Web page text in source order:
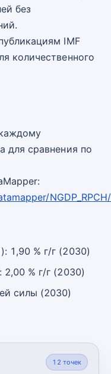
без
IMF
количественного
для сравнения по
NGDP_RPCH/
1,90 % г/г (2030)
% г/г (2030)
силы (2030)
12 точек